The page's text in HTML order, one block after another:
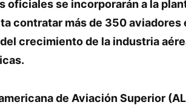
oficiales se incorporarán a la
contratar más de 350 aviadores
crecimiento de la industria
de Aviación Superior